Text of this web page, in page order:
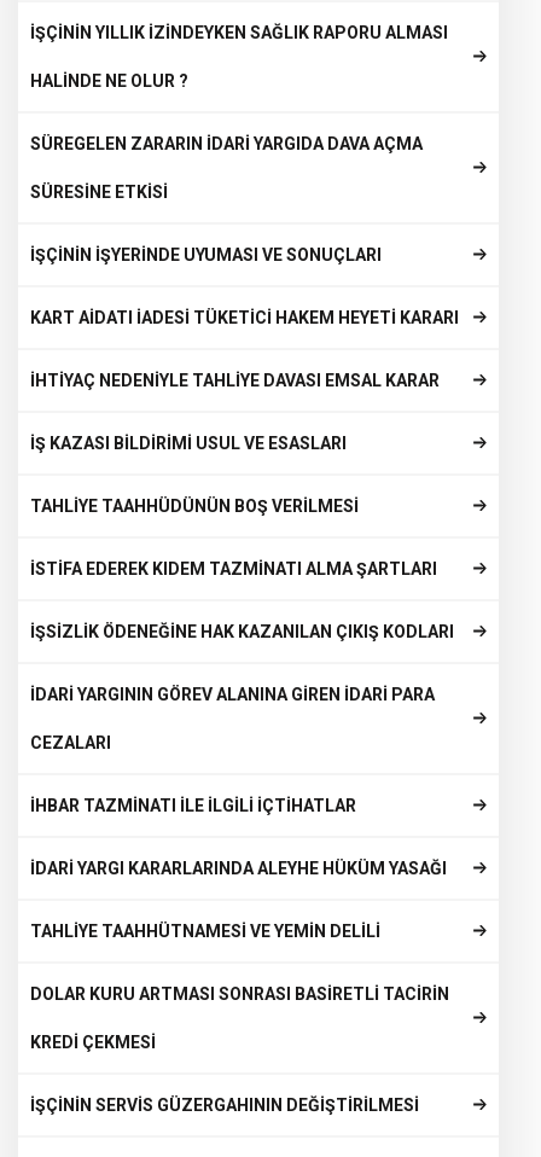
İŞÇİNİN YILLIK İZİNDEYKEN SAĞLIK RAPORU ALMASI
HALİNDE NE OLUR ?
SÜREGELEN ZARARIN İDARİ YARGIDA DAVA AÇMA
SÜRESİNE ETKİSİ
İŞÇİNİN İŞYERİNDE UYUMASI VE SONUÇLARI
KART AİDATI İADESİ TÜKETİCİ HAKEM HEYETİ KARARI
İHTİYAÇ NEDENİYLE TAHLİYE DAVASI EMSAL KARAR
İŞ KAZASI BİLDİRİMİ USUL VE ESASLARI
TAHLİYE TAAHHÜDÜNÜN BOŞ VERİLMESİ
İSTİFA EDEREK KIDEM TAZMİNATI ALMA ŞARTLARI
İŞSİZLİK ÖDENEĞİNE HAK KAZANILAN ÇIKIŞ KODLARI
İDARİ YARGININ GÖREV ALANINA GİREN İDARİ PARA
CEZALARI
İHBAR TAZMİNATI İLE İLGİLİ İÇTİHATLAR
İDARİ YARGI KARARLARINDA ALEYHE HÜKÜM YASAĞI
TAHLİYE TAAHHÜTNAMESİ VE YEMİN DELİLİ
DOLAR KURU ARTMASI SONRASI BASİRETLİ TACİRİN
KREDİ ÇEKMESİ
İŞÇİNİN SERVİS GÜZERGAHININ DEĞİŞTİRİLMESİ